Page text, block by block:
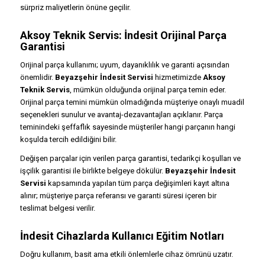
sürpriz maliyetlerin önüne geçilir.
Aksoy Teknik Servis: İndesit Orijinal Parça
Garantisi
Orijinal parça kullanımı; uyum, dayanıklılık ve garanti açısından
önemlidir. Beyazşehir İndesit Servisi hizmetimizde Aksoy
Teknik Servis, mümkün olduğunda orijinal parça temin eder.
Orijinal parça temini mümkün olmadığında müşteriye onaylı muadil
seçenekleri sunulur ve avantaj-dezavantajları açıklanır. Parça
teminindeki şeffaflık sayesinde müşteriler hangi parçanın hangi
koşulda tercih edildiğini bilir.
Değişen parçalar için verilen parça garantisi, tedarikçi koşulları ve
işçilik garantisi ile birlikte belgeye dökülür. Beyazşehir İndesit
Servisi kapsamında yapılan tüm parça değişimleri kayıt altına
alınır; müşteriye parça referansı ve garanti süresi içeren bir
teslimat belgesi verilir.
İndesit Cihazlarda Kullanıcı Eğitim Notları
Doğru kullanım, basit ama etkili önlemlerle cihaz ömrünü uzatır.